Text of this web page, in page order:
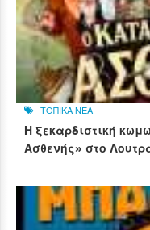
ΤΟΠΙΚΑ ΝΕΑ
Η ξεκαρδιστική
Ασθενής» στο